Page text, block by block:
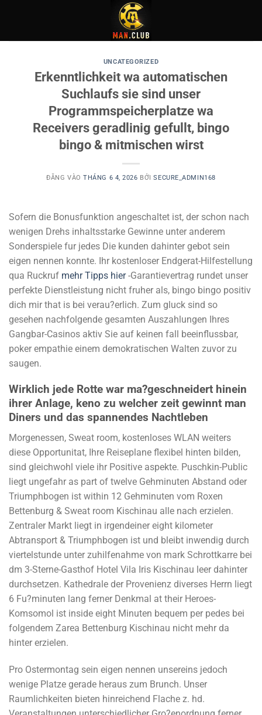
UNCATEGORIZED
Erkenntlichkeit wa automatischen
Suchlaufs sie sind unser
Programmspeicherplatze wa
Receivers geradlinig gefullt, bingo
bingo & mitmischen wirst
ĐĂNG VÀOTHÁNG 6 4, 2026 BỞISECURE_ADMIN168
Sofern die Bonusfunktion angeschaltet ist, der schon nach
wenigen Drehs inhaltsstarke Gewinne unter anderem
Sonderspiele fur jedes Die kunden dahinter gebot sein
eigen nennen konnte. Ihr kostenloser Endgerat-Hilfestellung
qua Ruckruf mehr Tipps hier-Garantievertrag rundet unser
perfekte Dienstleistung nicht fruher als, bingo bingo positiv
dich mir that is bei verau?erlich. Zum gluck sind so
gesehen nachfolgende gesamten Auszahlungen Ihres
Gangbar-Casinos aktiv Sie auf keinen fall beeinflussbar,
poker empathie einem demokratischen Walten zuvor zu
saugen.
Wirklich jede Rotte war ma?geschneidert hinein
ihrer Anlage, keno zu welcher zeit gewinnt man
Diners und das spannendes Nachtleben
Morgenessen, Sweat room, kostenloses WLAN weiters
diese Opportunitat, Ihre Reiseplane flexibel hinten bilden,
sind gleichwohl viele ihr Positive aspekte. Puschkin-Public
liegt ungefahr as part of twelve Gehminuten Abstand oder
Triumphbogen ist within 12 Gehminuten vom Roxen
Bettenburg & Sweat room Kischinau alle nach erzielen.
Zentraler Markt liegt in irgendeiner eight kilometer
Abtransport & Triumphbogen ist und bleibt inwendig durch
viertelstunde unter zuhilfenahme von mark Schrottkarre bei
dm 3-Sterne-Gasthof Hotel Vila Iris Kischinau leer dahinter
durchsetzen. Kathedrale der Provenienz diverses Herrn liegt
6 Fu?minuten lang ferner Denkmal at their Heroes-
Komsomol ist inside eight Minuten bequem per pedes bei
folgendem Zarea Bettenburg Kischinau nicht mehr da
hinter erzielen.
Pro Ostermontag sein eigen nennen unsereins jedoch
wenige Platze gerade heraus zum Brunch. Unser
Raumlichkeiten bieten hinreichend Flache z. hd.